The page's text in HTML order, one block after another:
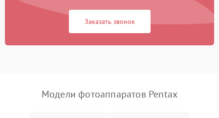
Заказать звонок
Модели фотоаппаратов Pentax